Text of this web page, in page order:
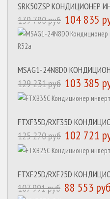
SRK50ZSP КОНДИЦИОНЕР
139 780 руб 104 835
MSAG1-24N8D0
129 231 руб 103 385
FTXF35D/RXF35D
125 270 руб 102 721
FTXF25D/RXF25D
107 991 руб 88 553 руб